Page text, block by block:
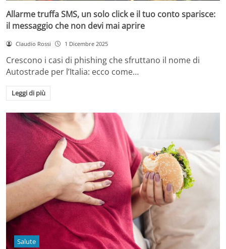
Allarme truffa SMS, un solo click e il tuo conto sparisce:
il messaggio che non devi mai aprire
Claudio Rossi 1 Dicembre 2025
Crescono i casi di phishing che sfruttano il nome di
Autostrade per l’Italia: ecco come…
Leggi di più
Salute